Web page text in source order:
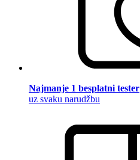
Najmanje 1 besplatni tester
uz svaku narudžbu